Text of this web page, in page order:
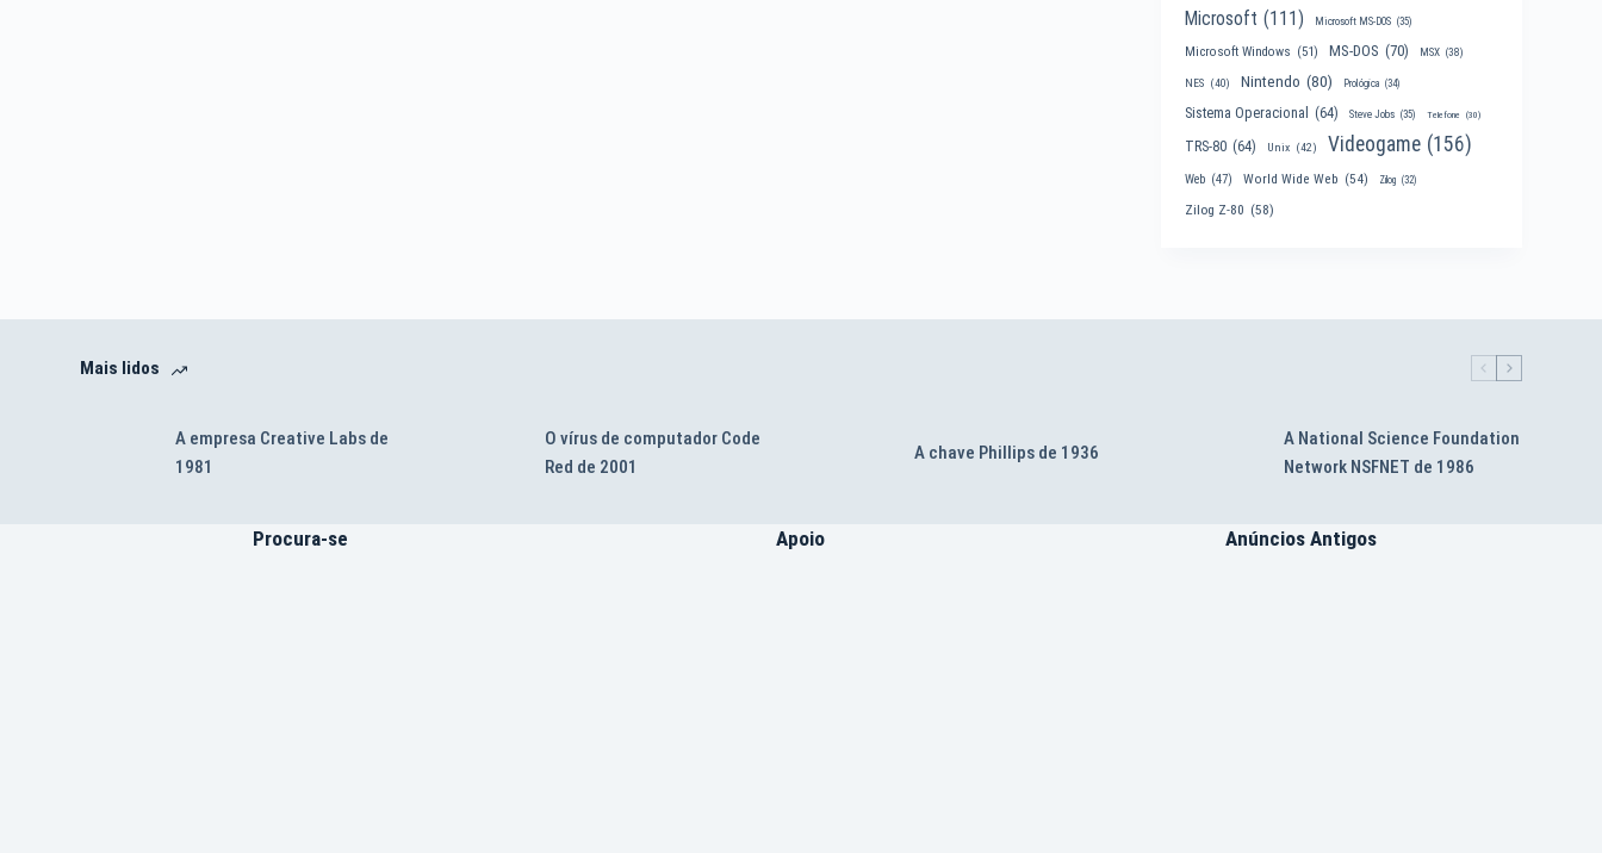
Microsoft (111) Microsoft MS-DOS (35)
Microsoft Windows (51) MS-DOS (70) MSX (38)
NES (40) Nintendo (80) Prológica (34)
Sistema Operacional (64) Steve Jobs (35) Telefone (30)
TRS-80 (64) Unix (42) Videogame (156)
Web (47) World Wide Web (54) Zilog (32)
Zilog Z-80 (58)
Mais lidos
A empresa Creative Labs de
1981
O vírus de computador Code
Red de 2001
A chave Phillips de 1936
A National Science Foundation
Network NSFNET de 1986
Procura-se Apoio Anúncios Antigos